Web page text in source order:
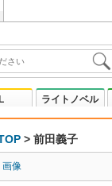
ライトノベル
> 前田義子
画像